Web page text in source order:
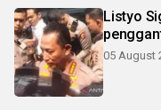
Listyo
05 August